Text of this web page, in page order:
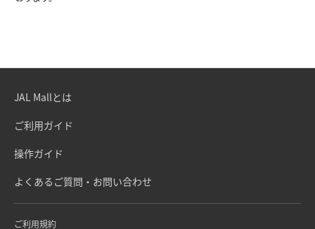
JAL Mallとは
ご利用ガイド
操作ガイド
よくあるご質問・お問い合わせ
ご利用規約